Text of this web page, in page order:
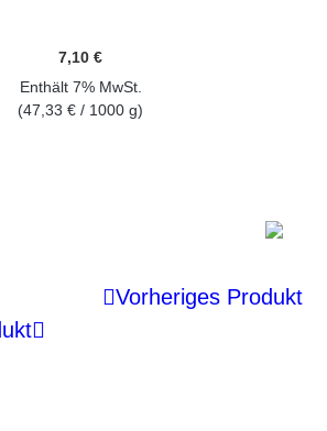
7,10 €
Enthält 7% MwSt.
(47,33 € / 1000 g)
Vorheriges Produkt